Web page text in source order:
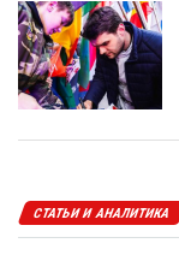
СТАТЬИ И АНАЛИТИКА